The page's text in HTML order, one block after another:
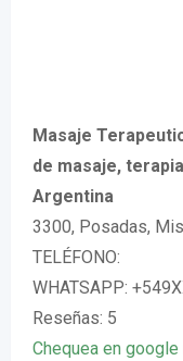
Masaje
de masaje,
Argentina
3300, Posadas,
TELÉFONO:
WHATSAPP:
Reseñas: 5
Chequea en google